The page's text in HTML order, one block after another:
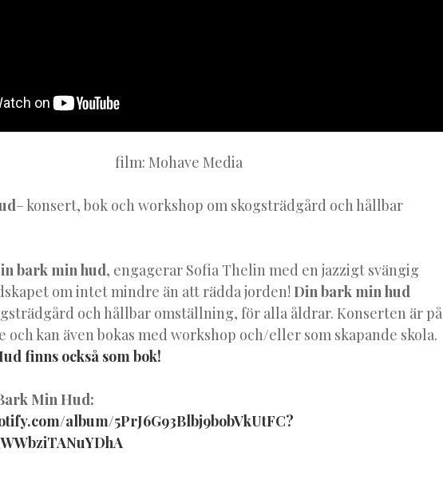
film: Mohave Media
– konsert, bok och workshop om skogsträdgård och hållbar
bark min hud, engagerar Sofia Thelin med en jazzigt svängig
om intet mindre än att rädda jorden! Din bark min hud
och hållbar omställning, för alla åldrar. Konserten är på
och kan även bokas med workshop och/eller som skapande skola.
finns också som bok!
Min Hud:
album/5PrJ6G93Blbj9bobVkUtFC?